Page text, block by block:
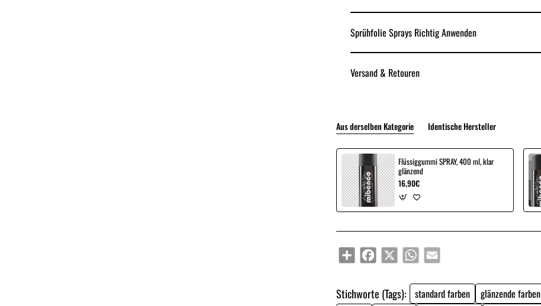
Sprühfolie Sprays Richtig Anwenden
Versand & Retouren
Aus derselben Kategorie Identische Hersteller
Flüssiggummi SPRAY, 400 ml, klar
glänzend
16,90€
ShareFacebook
X WhatsAppEmail
Stichworte (Tags): standard farben glänzende farben